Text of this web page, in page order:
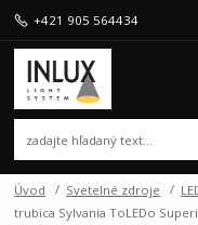
+421 905 564434
Úvod Svetelné zdroje
trubica Sylvania ToLEDo